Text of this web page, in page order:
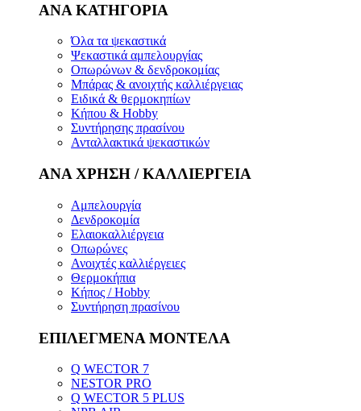
ΑΝΑ ΚΑΤΗΓΟΡΙΑ
Όλα τα ψεκαστικά
Ψεκαστικά αμπελουργίας
Οπωρώνων & δενδροκομίας
Μπάρας & ανοιχτής καλλιέργειας
Ειδικά & θερμοκηπίων
Κήπου & Hobby
Συντήρησης πρασίνου
Ανταλλακτικά ψεκαστικών
ΑΝΑ ΧΡΗΣΗ / ΚΑΛΛΙΕΡΓΕΙΑ
Αμπελουργία
Δενδροκομία
Ελαιοκαλλιέργεια
Οπωρώνες
Ανοιχτές καλλιέργειες
Θερμοκήπια
Κήπος / Hobby
Συντήρηση πρασίνου
ΕΠΙΛΕΓΜΕΝΑ ΜΟΝΤΕΛΑ
Q WECTOR 7
NESTOR PRO
Q WECTOR 5 PLUS